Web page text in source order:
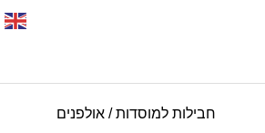
חבילות למוסדות / אולפנים